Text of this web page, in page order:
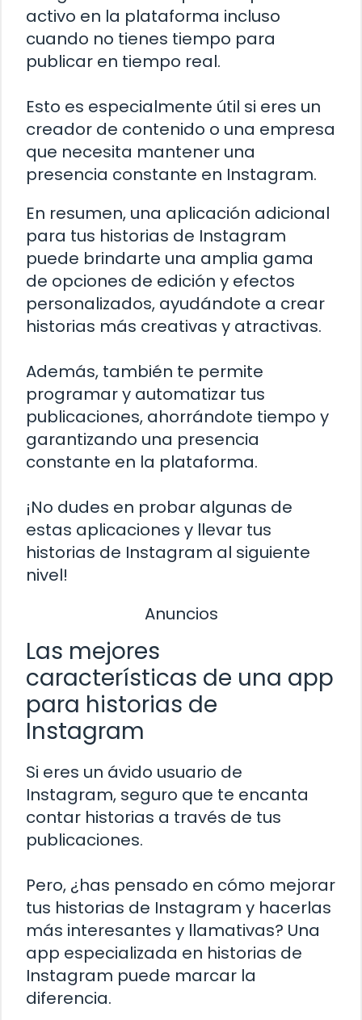
activo en la plataforma incluso
cuando no tienes tiempo para
publicar en tiempo real.
Esto es especialmente útil si eres un
creador de contenido o una empresa
que necesita mantener una
presencia constante en Instagram.
En resumen, una aplicación adicional
para tus historias de Instagram
puede brindarte una amplia gama
de opciones de edición y efectos
personalizados, ayudándote a crear
historias más creativas y atractivas.
Además, también te permite
programar y automatizar tus
publicaciones, ahorrándote tiempo y
garantizando una presencia
constante en la plataforma.
¡No dudes en probar algunas de
estas aplicaciones y llevar tus
historias de Instagram al siguiente
nivel!
Anuncios
Las mejores
características de una app
para historias de
Instagram
Si eres un ávido usuario de
Instagram, seguro que te encanta
contar historias a través de tus
publicaciones.
Pero, ¿has pensado en cómo mejorar
tus historias de Instagram y hacerlas
más interesantes y llamativas? Una
app especializada en historias de
Instagram puede marcar la
diferencia.